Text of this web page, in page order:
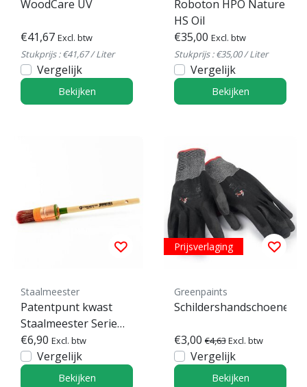
WoodCare UV
€41,67 Excl. btw
Stukprijs : €41,67 / Liter
Vergelijk
Bekijken
Roboton HPO Nature
HS Oil
€35,00 Excl. btw
Stukprijs : €35,00 / Liter
Vergelijk
Bekijken
Staalmeester
Patentpunt kwast
Staalmeester Serie
2010
€6,90 Excl. btw
Vergelijk
Bekijken
Prijsverlaging
Greenpaints
Schildershandschoenen
€3,00 €4,63Excl. btw
Vergelijk
Bekijken